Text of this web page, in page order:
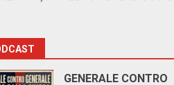
GENERALE CONTRO